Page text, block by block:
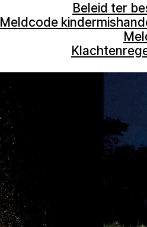
Beleid ter
Meldcode